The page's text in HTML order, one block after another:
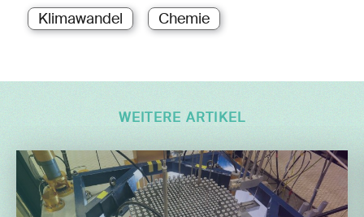
Klimawandel Chemie
WEITERE ARTIKEL